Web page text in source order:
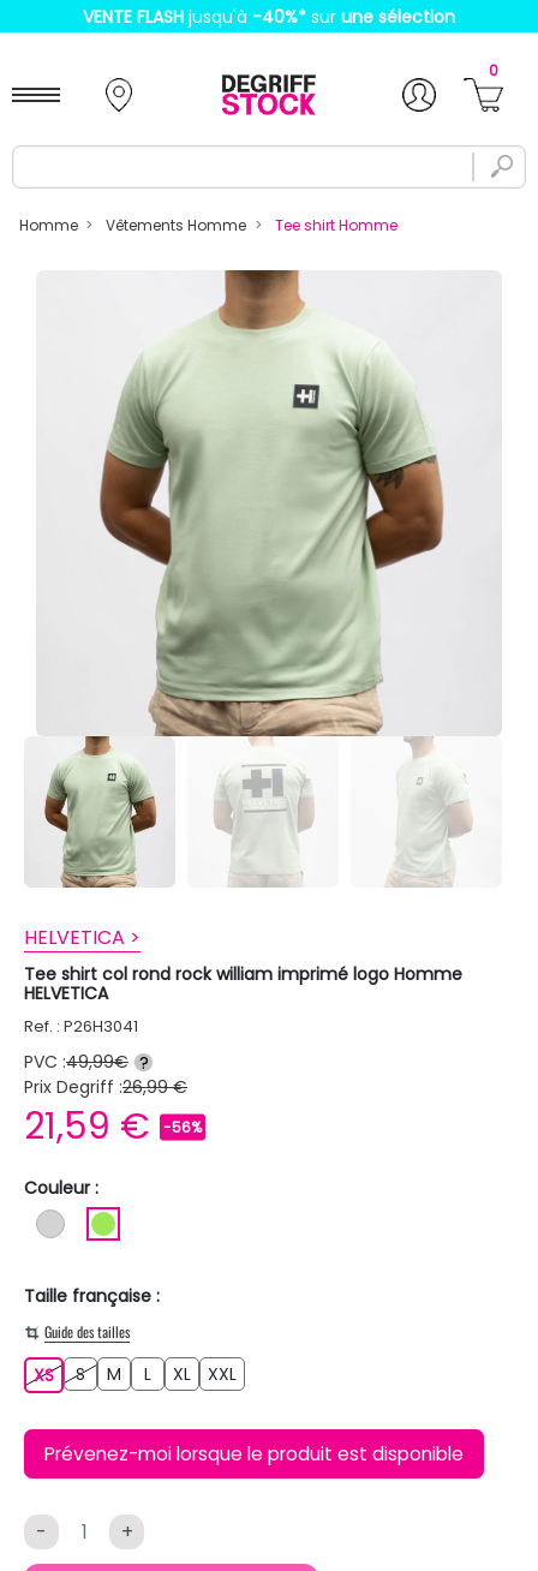
VENTE FLASH jusqu'à -40%* sur une sélection
0
Homme Vêtements Homme Tee shirt Homme
HELVETICA >
Tee shirt col rond rock william imprimé logo Homme
HELVETICA
Ref. : P26H3041
PVC :49,99€ ?
Prix Degriff :26,99 €
21,59 € -56%
Couleur :
GRIS CLAIR
Taille française :
Guide des tailles
XSXSSS M L XL XXL
Prévenez-moi lorsque le produit est disponible
- +